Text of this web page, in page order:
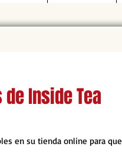
Inside Tea
en su tienda online para que